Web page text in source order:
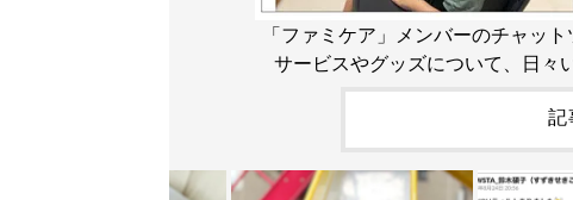
「ファミケア」メンバーのチャッ
サービスやグッズについて、日々
記